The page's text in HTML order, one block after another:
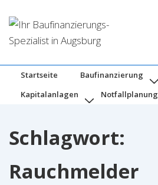
Zum
Inhalt
Hauptnavigation
Startseite Baufinanzierung
Kapitalanlagen
Notfallplanung
Schlagwort:
Rauchmelder